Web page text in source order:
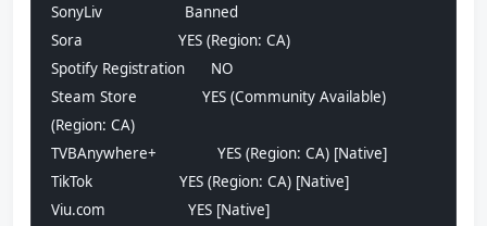
SonyLiv                   Banned
Sora                      YES (Region: CA)
Spotify Registration      NO
Steam Store               YES (Community Available)
(Region: CA)
TVBAnywhere+              YES (Region: CA) [Native]
TikTok                    YES (Region: CA) [Native]
Viu.com                   YES [Native]